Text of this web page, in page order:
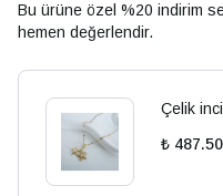
Bu ürüne özel %20 indirim
hemen değerlendir.
Çelik
₺ 487.50